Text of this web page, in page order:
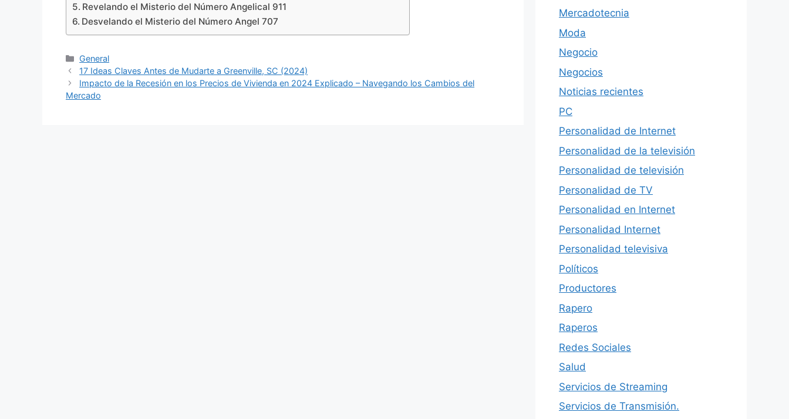
Revelando el Misterio del Número Angelical 911
Desvelando el Misterio del Número Angel 707
Categories
General
17 Ideas Claves Antes de Mudarte a Greenville, SC (2024)
Impacto de la Recesión en los Precios de Vivienda en 2024 Explicado – Navegando los Cambios del
Mercado
Mercadotecnia
Moda
Negocio
Negocios
Noticias recientes
PC
Personalidad de Internet
Personalidad de la televisión
Personalidad de televisión
Personalidad de TV
Personalidad en Internet
Personalidad Internet
Personalidad televisiva
Políticos
Productores
Rapero
Raperos
Redes Sociales
Salud
Servicios de Streaming
Servicios de Transmisión.